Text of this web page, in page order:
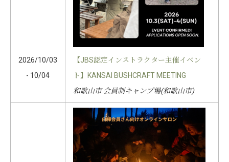
2026/10/03
- 10/04
【JBS認定インストラクター主催イベン
ト】KANSAI BUSHCRAFT MEETING
和歌山市 会員制キャンプ場(和歌山市)